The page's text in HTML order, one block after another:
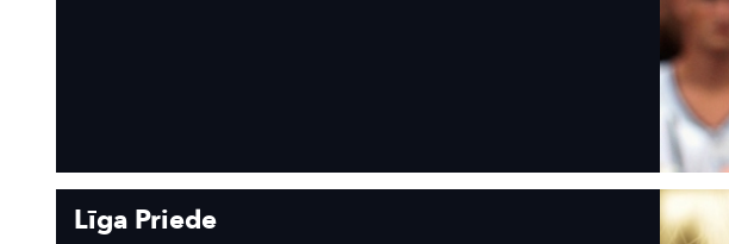
Līga Priede